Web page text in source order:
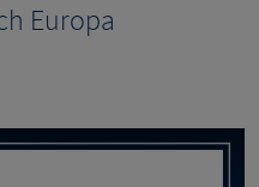
Europa